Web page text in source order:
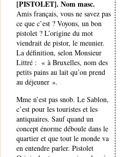
[PISTOLET]. Nom masc.
Amis français, vous ne savez pas
ce que c’est ? Voyons, un bon
pistolet ? L’origine du mot
viendrait de pistor, le meunier.
La définition, selon Monsieur
Littré : « à Bruxelles, nom des
petits pains au lait qu’on prend
au déjeuner ».
Mme n’est pas snob. Le Sablon,
c’est pour les touristes et les
antiquaires. Sauf quand un
concept énorme déboule dans le
quartier et que tout le monde va
en entendre parler. Pistolet